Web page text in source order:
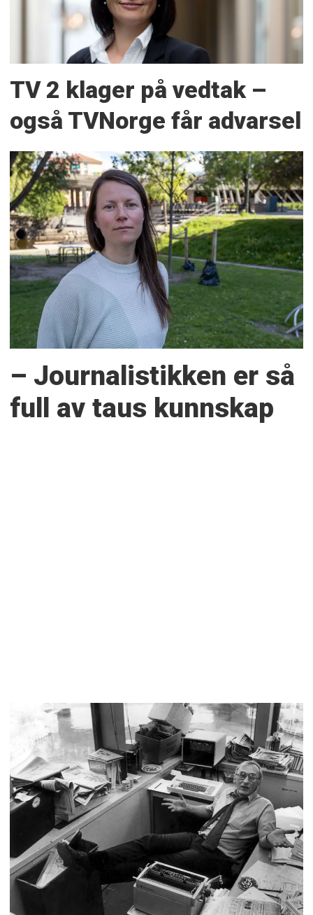
TV 2 klager på vedtak –
også TVNorge får advarsel
– Journalistikken er så
full av taus kunnskap